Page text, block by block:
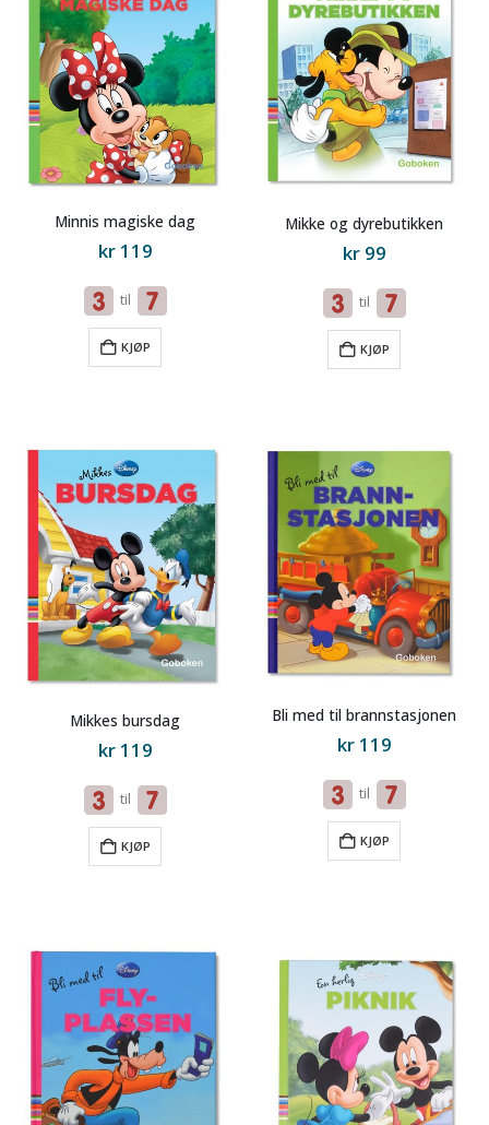
Minnis magiske dag
kr119
til
KJØP
Mikke og dyrebutikken
kr99
til
KJØP
Mikkes bursdag
kr119
til
KJØP
Bli med til brannstasjonen
kr119
til
KJØP